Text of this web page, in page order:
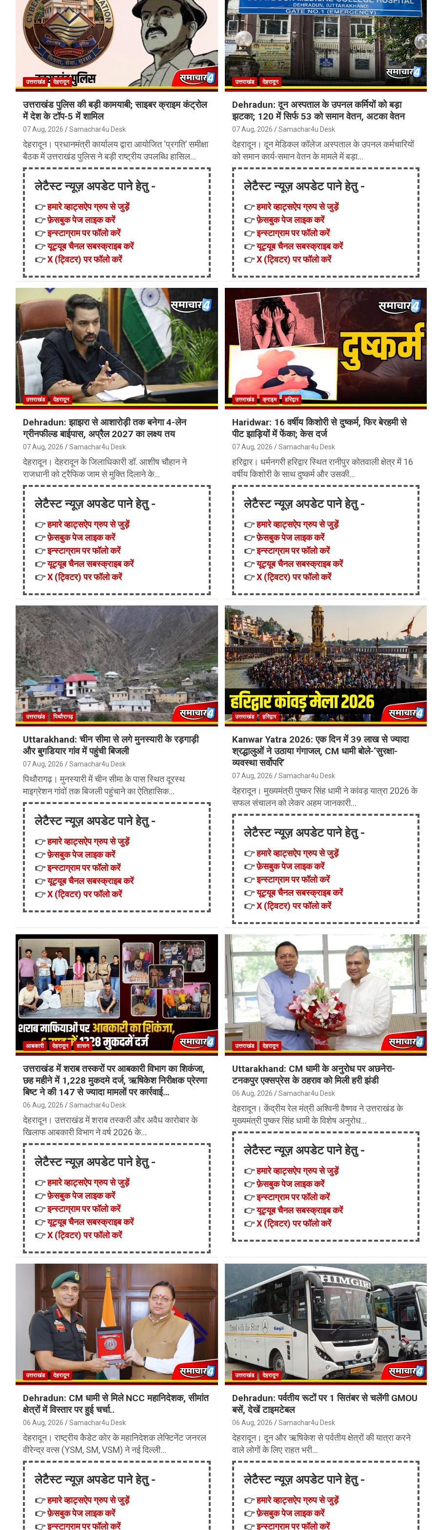
उत्तराखंड देहरादून
उत्तराखंड पुलिस की बड़ी कामयाबी; साइबर क्राइम कंट्रोल
में देश के टॉप-5 में शामिल
07 Aug, 2026 Samachar4u Desk
देहरादून। प्रधानमंत्री कार्यालय द्वारा आयोजित ‘प्रगति’ समीक्षा
बैठक में उत्तराखंड पुलिस ने बड़ी राष्ट्रीय उपलब्धि हासिल…
लेटैस्ट न्यूज़ अपडेट पाने हेतु -
👉हमारे व्हाट्सऐप ग्रुप से जुड़ें
👉फ़ेसबुक पेज लाइक करें
👉इन्स्टाग्राम पर फॉलो करें
👉यूट्यूब चैनल सबस्क्राइब करें
👉X (ट्विटर) पर फॉलो करें
उत्तराखंड देहरादून
Dehradun: दून अस्पताल के उपनल कर्मियों को बड़ा
झटका; 120 में सिर्फ 53 को समान वेतन, अटका वेतन
07 Aug, 2026 Samachar4u Desk
देहरादून। दून मेडिकल कॉलेज अस्पताल के उपनल कर्मचारियों
को समान कार्य-समान वेतन के मामले में बड़ा…
लेटैस्ट न्यूज़ अपडेट पाने हेतु -
👉हमारे व्हाट्सऐप ग्रुप से जुड़ें
👉फ़ेसबुक पेज लाइक करें
👉इन्स्टाग्राम पर फॉलो करें
👉यूट्यूब चैनल सबस्क्राइब करें
👉X (ट्विटर) पर फॉलो करें
उत्तराखंड देहरादून
Dehradun: झाझरा से आशारोड़ी तक बनेगा 4-लेन
ग्रीनफील्ड बाईपास, अप्रैल 2027 का लक्ष्य तय
07 Aug, 2026 Samachar4u Desk
देहरादून। देहरादून के जिलाधिकारी डॉ. आशीष चौहान ने
राजधानी को ट्रैफिक जाम से मुक्ति दिलाने के…
लेटैस्ट न्यूज़ अपडेट पाने हेतु -
👉हमारे व्हाट्सऐप ग्रुप से जुड़ें
👉फ़ेसबुक पेज लाइक करें
👉इन्स्टाग्राम पर फॉलो करें
👉यूट्यूब चैनल सबस्क्राइब करें
👉X (ट्विटर) पर फॉलो करें
उत्तराखंड क्राइम हरिद्वार
Haridwar: 16 वर्षीय किशोरी से दुष्कर्म, फिर बेरहमी से
पीट झाड़ियों में फेंका; केस दर्ज
07 Aug, 2026 Samachar4u Desk
हरिद्वार। धर्मनगरी हरिद्वार स्थित रानीपुर कोतवाली क्षेत्र में 16
वर्षीय किशोरी के साथ दुष्कर्म और उसकी…
लेटैस्ट न्यूज़ अपडेट पाने हेतु -
👉हमारे व्हाट्सऐप ग्रुप से जुड़ें
👉फ़ेसबुक पेज लाइक करें
👉इन्स्टाग्राम पर फॉलो करें
👉यूट्यूब चैनल सबस्क्राइब करें
👉X (ट्विटर) पर फॉलो करें
उत्तराखंड पिथौरागढ़
Uttarakhand: चीन सीमा से लगे मुनस्यारी के रड़गाड़ी
और बुगडियार गांव में पहुंची बिजली
07 Aug, 2026 Samachar4u Desk
पिथौरागढ़। मुनस्यारी में चीन सीमा के पास स्थित दूरस्थ
माइग्रेशन गांवों तक बिजली पहुंचाने का ऐतिहासिक…
लेटैस्ट न्यूज़ अपडेट पाने हेतु -
👉हमारे व्हाट्सऐप ग्रुप से जुड़ें
👉फ़ेसबुक पेज लाइक करें
👉इन्स्टाग्राम पर फॉलो करें
👉यूट्यूब चैनल सबस्क्राइब करें
👉X (ट्विटर) पर फॉलो करें
उत्तराखंड हरिद्वार
Kanwar Yatra 2026: एक दिन में 39 लाख से ज्यादा
श्रद्धालुओं ने उठाया गंगाजल, CM धामी बोले-‘सुरक्षा-
व्यवस्था सर्वोपरि’
07 Aug, 2026 Samachar4u Desk
देहरादून। मुख्यमंत्री पुष्कर सिंह धामी ने कांवड़ यात्रा 2026 के
सफल संचालन को लेकर अहम जानकारी…
लेटैस्ट न्यूज़ अपडेट पाने हेतु -
👉हमारे व्हाट्सऐप ग्रुप से जुड़ें
👉फ़ेसबुक पेज लाइक करें
👉इन्स्टाग्राम पर फॉलो करें
👉यूट्यूब चैनल सबस्क्राइब करें
👉X (ट्विटर) पर फॉलो करें
आबकारी देहरादून शासन
उत्तराखंड में शराब तस्करों पर आबकारी विभाग का शिकंजा,
छह महीने में 1,228 मुकदमे दर्ज, ऋषिकेश निरीक्षक प्रेरणा
बिष्ट ने की 147 से ज्यादा मामलों पर कार्रवाई…
06 Aug, 2026 Samachar4u Desk
देहरादून। उत्तराखंड में शराब तस्करी और अवैध कारोबार के
खिलाफ आबकारी विभाग ने वर्ष 2026 के…
लेटैस्ट न्यूज़ अपडेट पाने हेतु -
👉हमारे व्हाट्सऐप ग्रुप से जुड़ें
👉फ़ेसबुक पेज लाइक करें
👉इन्स्टाग्राम पर फॉलो करें
👉यूट्यूब चैनल सबस्क्राइब करें
👉X (ट्विटर) पर फॉलो करें
उत्तराखंड देहरादून
Uttarakhand: CM धामी के अनुरोध पर अछनेरा-
टनकपुर एक्सप्रेस के ठहराव को मिली हरी झंडी
06 Aug, 2026 Samachar4u Desk
देहरादून। केंद्रीय रेल मंत्री अश्विनी वैष्णव ने उत्तराखंड के
मुख्यमंत्री पुष्कर सिंह धामी के विशेष अनुरोध…
लेटैस्ट न्यूज़ अपडेट पाने हेतु -
👉हमारे व्हाट्सऐप ग्रुप से जुड़ें
👉फ़ेसबुक पेज लाइक करें
👉इन्स्टाग्राम पर फॉलो करें
👉यूट्यूब चैनल सबस्क्राइब करें
👉X (ट्विटर) पर फॉलो करें
उत्तराखंड देहरादून
Dehradun: CM धामी से मिले NCC महानिदेशक, सीमांत
क्षेत्रों में विस्तार पर हुई चर्चा..
06 Aug, 2026 Samachar4u Desk
देहरादून। राष्ट्रीय कैडेट कोर के महानिदेशक लेफ्टिनेंट जनरल
वीरेन्द्र वत्स (YSM, SM, VSM) ने नई दिल्ली…
लेटैस्ट न्यूज़ अपडेट पाने हेतु -
👉हमारे व्हाट्सऐप ग्रुप से जुड़ें
👉फ़ेसबुक पेज लाइक करें
👉इन्स्टाग्राम पर फॉलो करें
उत्तराखंड देहरादून
Dehradun: पर्वतीय रूटों पर 1 सितंबर से चलेंगी GMOU
बसें, देखें टाइमटेबल
06 Aug, 2026 Samachar4u Desk
देहरादून। दून और ऋषिकेश से पर्वतीय क्षेत्रों की यात्रा करने
वाले लोगों के लिए राहत भरी…
लेटैस्ट न्यूज़ अपडेट पाने हेतु -
👉हमारे व्हाट्सऐप ग्रुप से जुड़ें
👉फ़ेसबुक पेज लाइक करें
👉इन्स्टाग्राम पर फॉलो करें